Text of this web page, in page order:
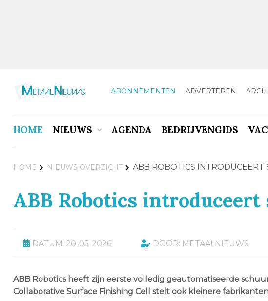
ABONNEMENTEN ADVERTEREN
HOME NIEUWS AGENDA BEDRIJVENGIDS
HOME NIEUWS OVERZICHT ABB ROBOTICS INTRODUCEERT
ABB Robotics
DATUM: 20-05-2026 DOOR: METAALNIEUWS
ABB Robotics heeft zijn eerste volledig geautomatiseerde
Collaborative Surface Finishing Cell stelt ook kleinere